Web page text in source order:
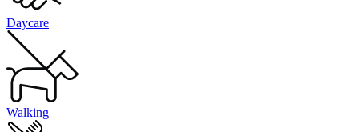
Daycare
Walking